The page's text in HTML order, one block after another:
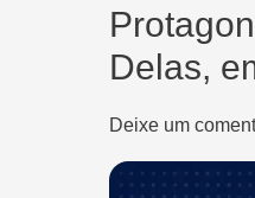
Delas,
Deixe um